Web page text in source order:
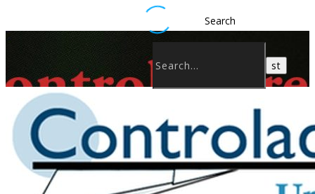
Search